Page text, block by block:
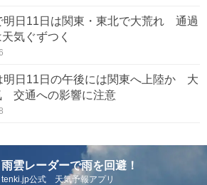
明日11日は関東・東北で大荒れ 通過
気ぐずつく
明日11日の午後には関東へ上陸か 大
交通への影響に注意
雨雲レーダーで雨を回避！
tenki.jp公式 天気予報アプリ